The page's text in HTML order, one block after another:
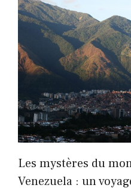
Les mystères du
Venezuela : un